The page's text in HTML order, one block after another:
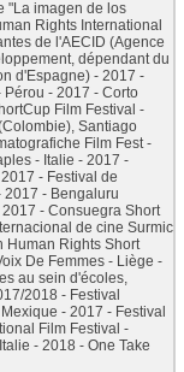
"La imagen de los
Rights International
de l'AECID (Agence
dépendant du
d'Espagne) - 2017 -
- 2017 - Corto
Film Festival -
Santiago
Film Fest -
- Italie - 2017 -
- Festival de
2017 - Bengaluru
- Consuegra Short
de cine Surmic
Human Rights Short
De Femmes - Liège -
au sein d'écoles,
2018 - Festival
- 2017 - Festival
Film Festival -
- 2018 - One Take